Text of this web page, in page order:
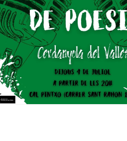
Dades Obertes
Catàleg de Serveis i
Mercats Municipals
Webs Municipals